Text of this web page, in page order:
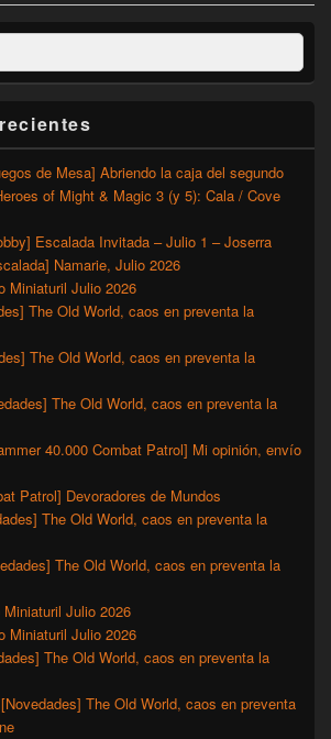
de Mesa] Abriendo la caja del segundo
of Might & Magic 3 (y 5): Cala / Cove
Escalada Invitada – Julio 1 – Joserra
Namarie, Julio 2026
Miniaturil Julio 2026
The Old World, caos en preventa la
The Old World, caos en preventa la
The Old World, caos en preventa la
40.000 Combat Patrol] Mi opinión, envío
Patrol] Devoradores de Mundos
The Old World, caos en preventa la
The Old World, caos en preventa la
Miniaturil Julio 2026
Miniaturil Julio 2026
The Old World, caos en preventa la
[Novedades] The Old World, caos en preventa